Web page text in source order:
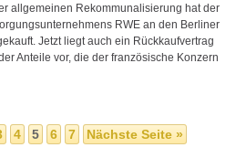
allgemeinen Rekommunalisierung hat der
RWE an den Berliner
Jetzt liegt auch ein Rückkaufvertrag
Anteile vor, die der französische Konzern
4 5 6 7 Nächste Seite »